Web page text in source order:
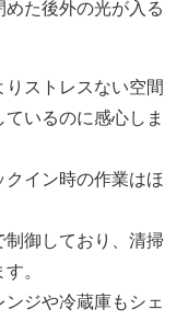
めた後外の光が入る
りストレスない空間
いるのに感心しま
イン時の作業はほ
制御しており、清掃
。
ジや冷蔵庫もシェ